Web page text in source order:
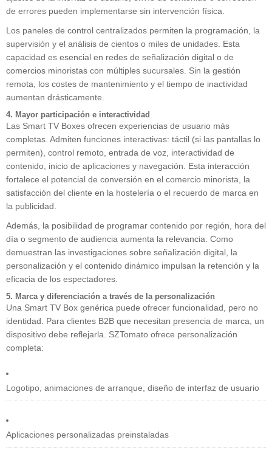
de errores pueden implementarse sin intervención física.
Los paneles de control centralizados permiten la programación, la
supervisión y el análisis de cientos o miles de unidades. Esta
capacidad es esencial en redes de señalización digital o de
comercios minoristas con múltiples sucursales. Sin la gestión
remota, los costes de mantenimiento y el tiempo de inactividad
aumentan drásticamente.
4. Mayor participación e interactividad
Las Smart TV Boxes ofrecen experiencias de usuario más
completas. Admiten funciones interactivas: táctil (si las pantallas lo
permiten), control remoto, entrada de voz, interactividad de
contenido, inicio de aplicaciones y navegación. Esta interacción
fortalece el potencial de conversión en el comercio minorista, la
satisfacción del cliente en la hostelería o el recuerdo de marca en
la publicidad.
Además, la posibilidad de programar contenido por región, hora del
día o segmento de audiencia aumenta la relevancia. Como
demuestran las investigaciones sobre señalización digital, la
personalización y el contenido dinámico impulsan la retención y la
eficacia de los espectadores.
5. Marca y diferenciación a través de la personalización
Una Smart TV Box genérica puede ofrecer funcionalidad, pero no
identidad. Para clientes B2B que necesitan presencia de marca, un
dispositivo debe reflejarla. SZTomato ofrece personalización
completa:
Logotipo, animaciones de arranque, diseño de interfaz de usuario
Aplicaciones personalizadas preinstaladas